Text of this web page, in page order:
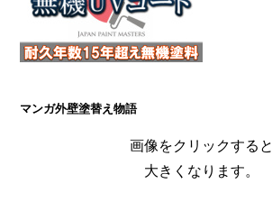
マンガ外壁塗替え物語
画像をクリックすると
大きくなります。